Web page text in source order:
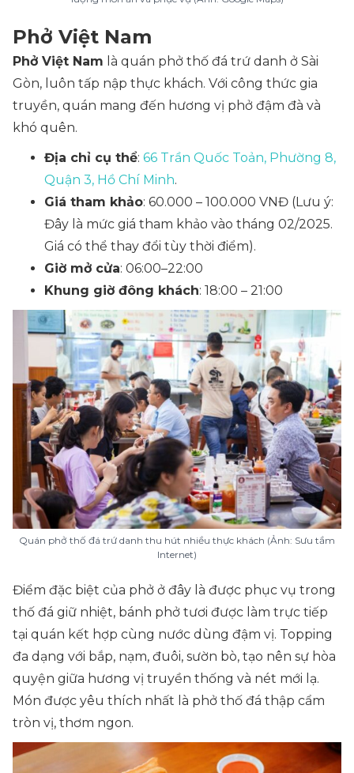
Phở Việt Nam
Phở Việt Nam là quán phở thố đá trứ danh ở Sài
Gòn, luôn tấp nập thực khách. Với công thức gia
truyền, quán mang đến hương vị phở đậm đà và
khó quên.
Địa chỉ cụ thể: 66 Trần Quốc Toản, Phường 8,
Quận 3, Hồ Chí Minh.
Giá tham khảo: 60.000 – 100.000 VNĐ (Lưu ý:
Đây là mức giá tham khảo vào tháng 02/2025.
Giá có thể thay đổi tùy thời điểm).
Giờ mở cửa: 06:00–22:00
Khung giờ đông khách: 18:00 – 21:00
Quán phở thố đá trứ danh thu hút nhiều thực khách (Ảnh: Sưu tầm
Internet)
Điểm đặc biệt của phở ở đây là được phục vụ trong
thố đá giữ nhiệt, bánh phở tươi được làm trực tiếp
tại quán kết hợp cùng nước dùng đậm vị. Topping
đa dạng với bắp, nạm, đuôi, sườn bò, tạo nên sự hòa
quyện giữa hương vị truyền thống và nét mới lạ.
Món được yêu thích nhất là phở thố đá thập cẩm
tròn vị, thơm ngon.